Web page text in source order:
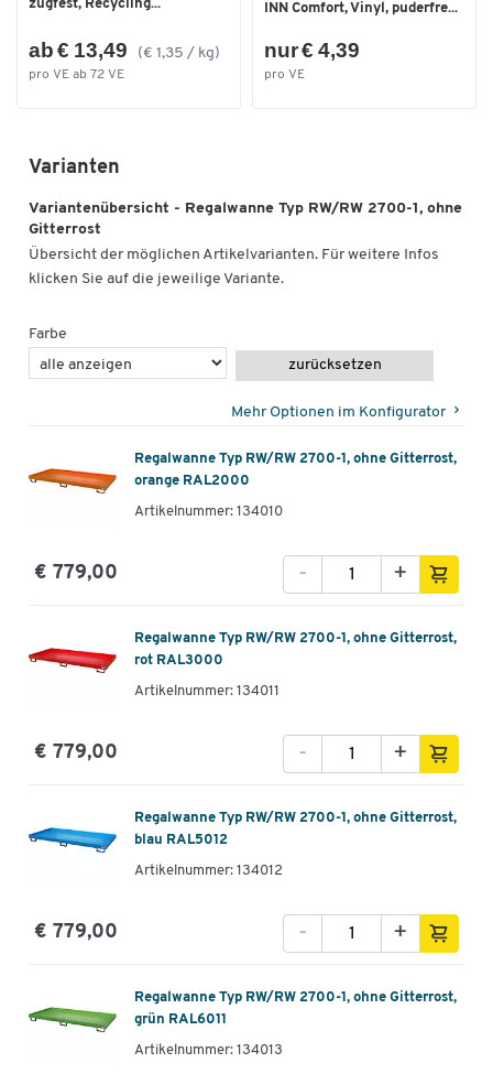
zugfest, Recycling...
ab € 13,49 (€ 1,35 / kg)
pro VE ab 72 VE
INN Comfort, Vinyl, puderfre...
nur € 4,39
pro VE
Varianten
Variantenübersicht - Regalwanne Typ RW/RW 2700-1, ohne
Gitterrost
Übersicht der möglichen Artikelvarianten. Für weitere Infos
klicken Sie auf die jeweilige Variante.
Farbe
zurücksetzen
Mehr Optionen im Konfigurator
Regalwanne Typ RW/RW 2700-1, ohne Gitterrost,
orange RAL2000
Artikelnummer: 134010
€ 779,00 +
-
Regalwanne Typ RW/RW 2700-1, ohne Gitterrost,
rot RAL3000
Artikelnummer: 134011
€ 779,00 +
-
Regalwanne Typ RW/RW 2700-1, ohne Gitterrost,
blau RAL5012
Artikelnummer: 134012
€ 779,00 +
-
Regalwanne Typ RW/RW 2700-1, ohne Gitterrost,
grün RAL6011
Artikelnummer: 134013